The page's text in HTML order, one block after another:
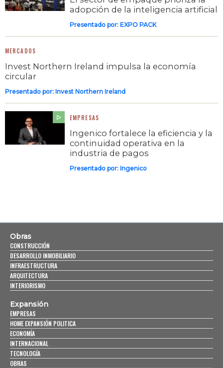
adopción de la inteligencia artificial
Presentado por: EXPO PACK
MERCADOS
Invest Northern Ireland impulsa la economía
circular
Presentado por: Invest Northern Ireland
EMPRESAS
Ingenico fortalece la eficiencia y la
continuidad operativa en la
industria de pagos
Presentado por: Ingenico
Obras
CONSTRUCCIÓN
DESARROLLO INMOBILIARIO
INFRAESTRUCTURA
ARQUITECTURA
INTERIORISMO
Expansión
EMPRESAS
HOME EXPANSIÓN POLITICA
ECONOMÍA
INTERNACIONAL
TECNOLOGÍA
OBRAS